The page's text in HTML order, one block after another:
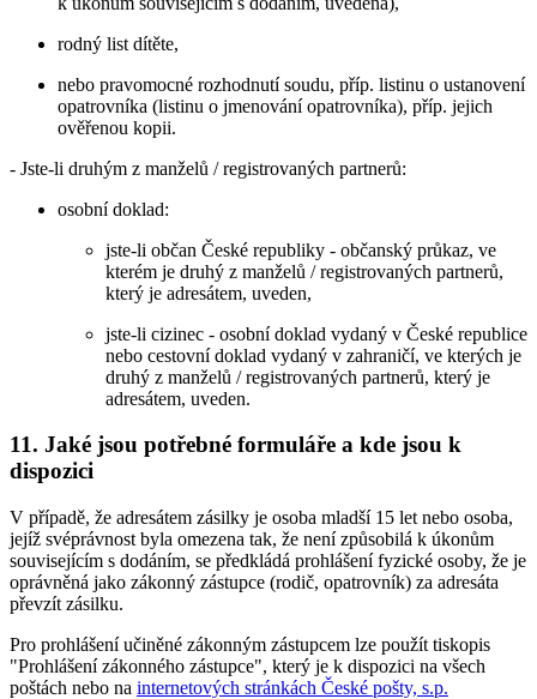
rodný list dítěte,
nebo pravomocné rozhodnutí soudu, příp. listinu o ustanovení
opatrovníka (listinu o jmenování opatrovníka), příp. jejich
ověřenou kopii.
- Jste-li druhým z manželů / registrovaných partnerů:
osobní doklad:
jste-li občan České republiky - občanský průkaz, ve
kterém je druhý z manželů / registrovaných partnerů,
který je adresátem, uveden,
jste-li cizinec - osobní doklad vydaný v České republice
nebo cestovní doklad vydaný v zahraničí, ve kterých je
druhý z manželů / registrovaných partnerů, který je
adresátem, uveden.
11. Jaké jsou potřebné formuláře a kde jsou k
dispozici
V případě, že adresátem zásilky je osoba mladší 15 let nebo osoba,
jejíž svéprávnost byla omezena tak, že není způsobilá k úkonům
souvisejícím s dodáním, se předkládá prohlášení fyzické osoby, že je
oprávněná jako zákonný zástupce (rodič, opatrovník) za adresáta
převzít zásilku.
Pro prohlášení učiněné zákonným zástupcem lze použít tiskopis
"Prohlášení zákonného zástupce", který je k dispozici na všech
poštách nebo na internetových stránkách České pošty, s.p.